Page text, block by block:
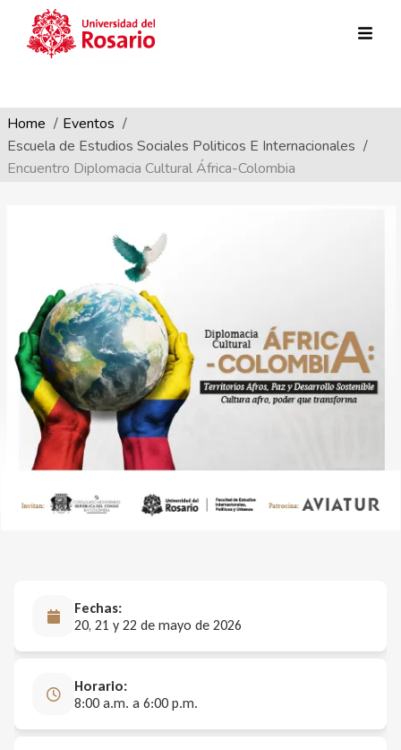
Pasar al contenido principal
Ruta de navegación
Home
Eventos
Escuela de Estudios Sociales Politicos E Internacionales
Encuentro Diplomacia Cultural África-Colombia
Fechas:
20, 21 y 22 de mayo de 2026
Horario:
8:00 a.m. a 6:00 p.m.